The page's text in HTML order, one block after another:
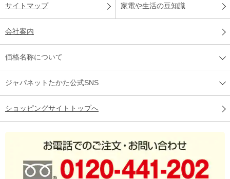
サイトマップ 家電や生活の豆知識
会社案内
価格名称について
ジャパネットたかた公式SNS
ショッピングサイトトップへ